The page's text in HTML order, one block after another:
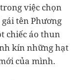
việc chọn
tên Phương
chiếc áo thun
kín những hạt
của mình.